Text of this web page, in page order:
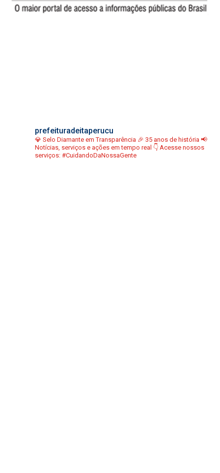
prefeituradeitaperucu
💎 Selo Diamante em Transparência 🎉 35 anos de história 📢
Notícias, serviços e ações em tempo real 👇 Acesse nossos
serviços: #CuidandoDaNossaGente